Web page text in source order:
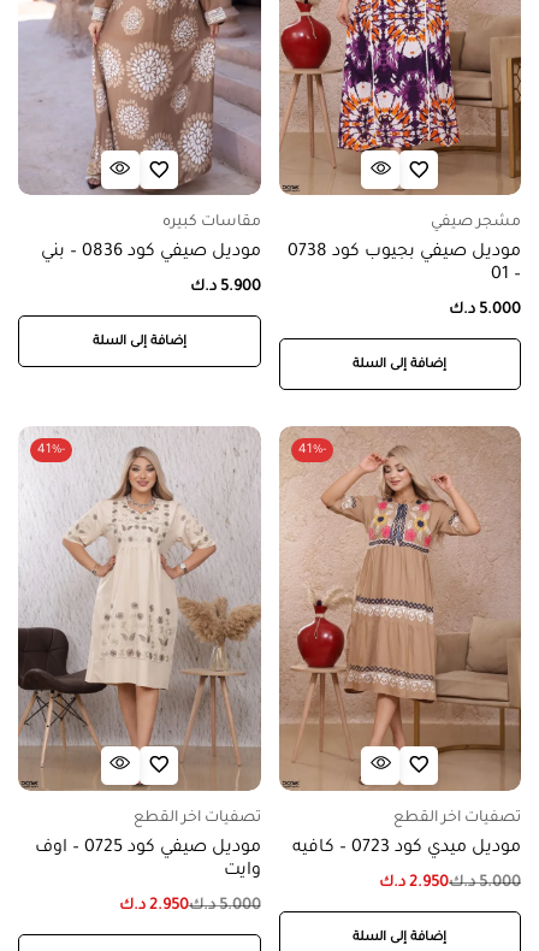
مشجر صيفي
موديل صيفي بجيوب كود 0738
– 01
5.000 د.ك
إضافة إلى السلة
مقاسات كبيره
موديل صيفي كود 0836 – بني
5.900 د.ك
إضافة إلى السلة
-41%
تصفيات اخر القطع
موديل ميدي كود 0723 – كافيه
5.000 د.ك2.950 د.ك
إضافة إلى السلة
-41%
تصفيات اخر القطع
موديل صيفي كود 0725 – اوف
وايت
5.000 د.ك2.950 د.ك